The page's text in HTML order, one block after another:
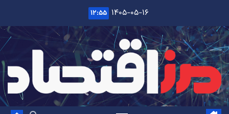
content
۱۴۰۵-۰۵-۱۶ ۱۲:۵۵